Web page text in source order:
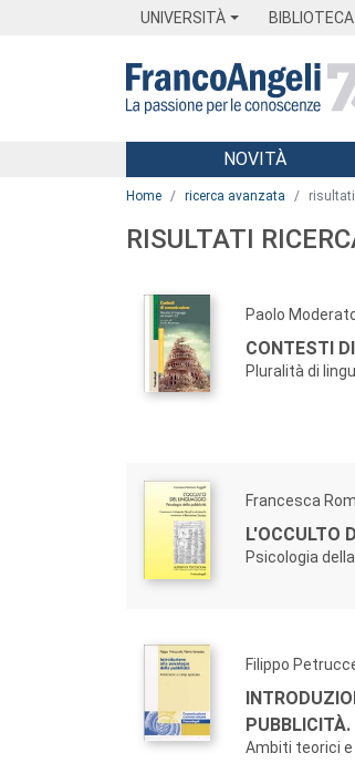
UNIVERSITÀ
Menu
NOVITÀ
Home ricerca avanzata risultati
RISULTATI
Paolo
CONTESTI
Pluralità di
Francesca
L'OCCULTO
Psicologia
Filippo
PUBBLICITÀ.
Ambiti teorici